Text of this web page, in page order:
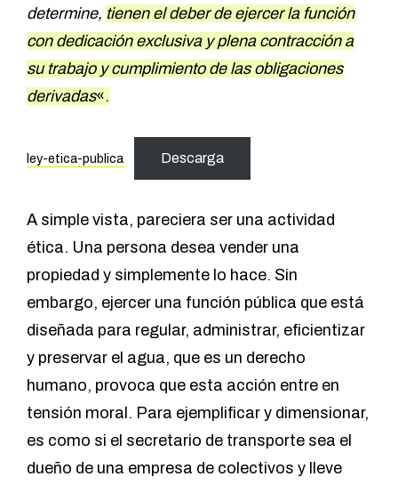
determine, tienen el deber de ejercer la función
con dedicación exclusiva y plena contracción a
su trabajo y cumplimiento de las obligaciones
derivadas«.
ley-etica-publica Descarga
A simple vista, pareciera ser una actividad
ética. Una persona desea vender una
propiedad y simplemente lo hace. Sin
embargo, ejercer una función pública que está
diseñada para regular, administrar, eficientizar
y preservar el agua, que es un derecho
humano, provoca que esta acción entre en
tensión moral. Para ejemplificar y dimensionar,
es como si el secretario de transporte sea el
dueño de una empresa de colectivos y lleve